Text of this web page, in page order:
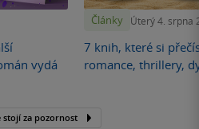
vydá
Články Úterý 4. srpna
7 knih, které si
romance, thrillery,
stojí za pozornost